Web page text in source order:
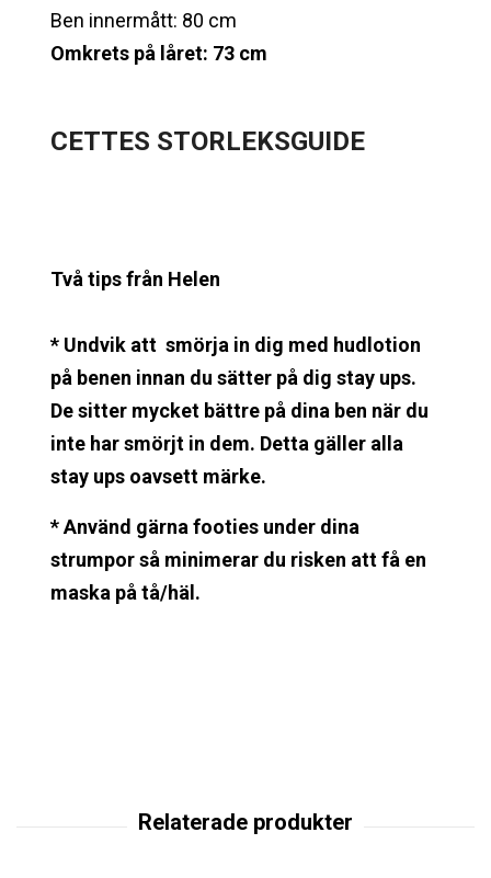
Ben innermått: 80 cm
Omkrets på låret: 73 cm
CETTES STORLEKSGUIDE
Två tips från Helen
* Undvik att smörja in dig med hudlotion
på benen innan du sätter på dig stay ups.
De sitter mycket bättre på dina ben när du
inte har smörjt in dem. Detta gäller alla
stay ups oavsett märke.
* Använd gärna footies under dina
strumpor så minimerar du risken att få en
maska på tå/häl.